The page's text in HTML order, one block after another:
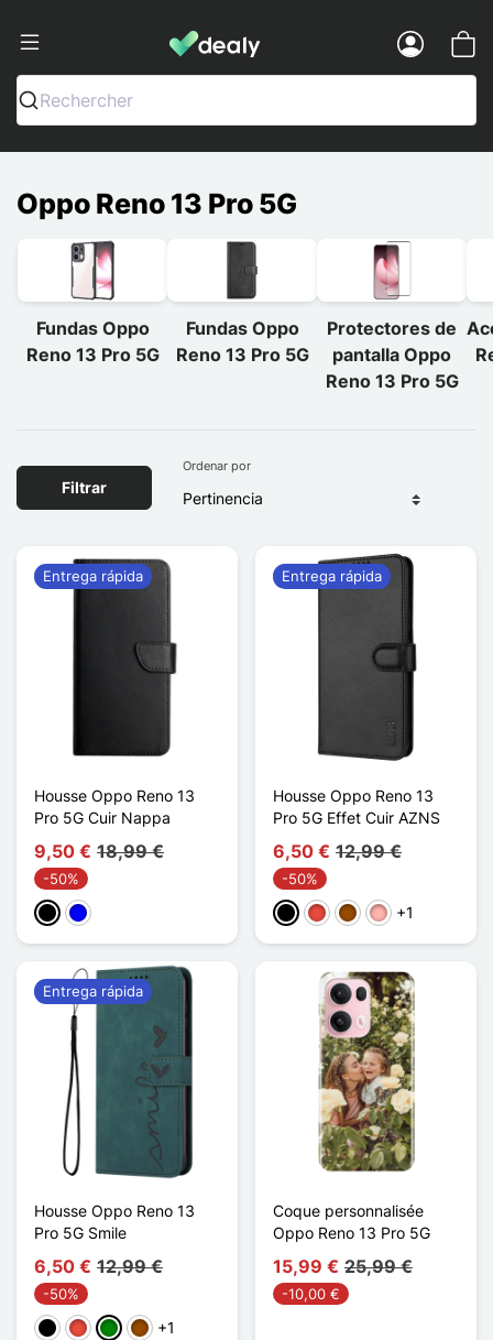
Dealy - Fundas y accesorios para
Rechercher
Oppo Reno 13 Pro 5G
Fundas Oppo
Reno 13 Pro 5G
Fundas Oppo
Reno 13 Pro 5G
Protectores de
pantalla Oppo
Reno 13 Pro 5G
Filtrar
Ordenar por
Housse Oppo Reno 13
Pro 5G Cuir Nappa
9,50 € 18,99 €
-50%
NegroAzul
Entrega rápida
Housse Oppo Reno 13
Pro 5G Effet Cuir AZNS
6,50 € 12,99 €
-50%
NegroRojoMarrónOro rosa
+1
Entrega rápida
Housse Oppo Reno 13
Pro 5G Smile
6,50 € 12,99 €
-50%
NegroRojoVerdeMarrón
+1
Entrega rápida
Coque personnalisée
Oppo Reno 13 Pro 5G
15,99 € 25,99 €
-10,00 €